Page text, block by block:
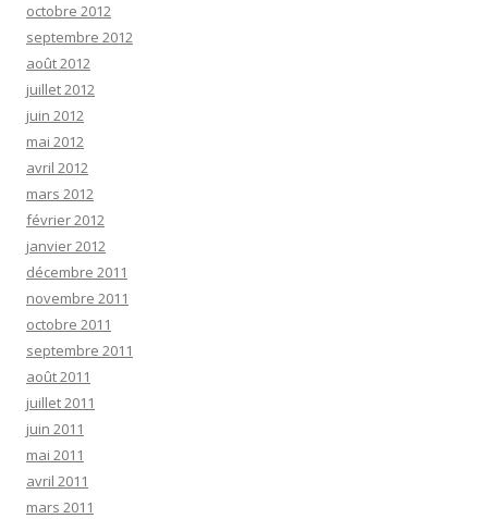
octobre 2012
septembre 2012
août 2012
juillet 2012
juin 2012
mai 2012
avril 2012
mars 2012
février 2012
janvier 2012
décembre 2011
novembre 2011
octobre 2011
septembre 2011
août 2011
juillet 2011
juin 2011
mai 2011
avril 2011
mars 2011